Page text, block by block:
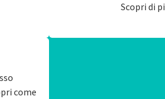
Scopri di
come